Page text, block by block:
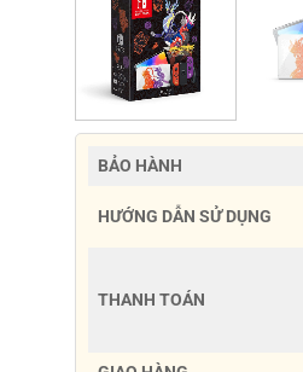
BẢO HÀNH
HƯỚNG DẪN SỬ DỤNG
THANH TOÁN